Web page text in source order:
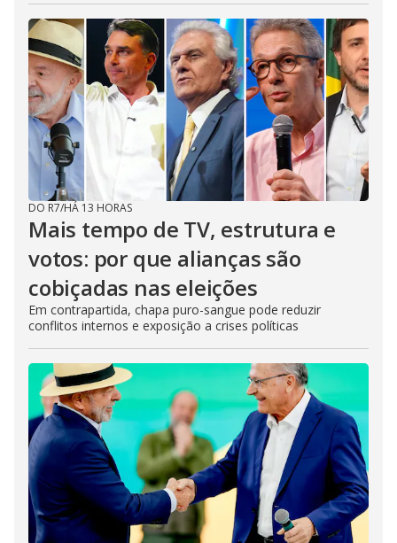
DO R7/HÁ 13 HORAS
Mais tempo de TV, estrutura e
votos: por que alianças são
cobiçadas nas eleições
Em contrapartida, chapa puro-sangue pode reduzir
conflitos internos e exposição a crises políticas